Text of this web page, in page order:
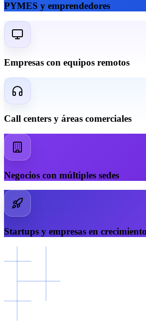
PYMES y emprendedores
Empresas con equipos remotos
Call centers y áreas comerciales
Negocios con múltiples sedes
Startups y empresas en crecimiento